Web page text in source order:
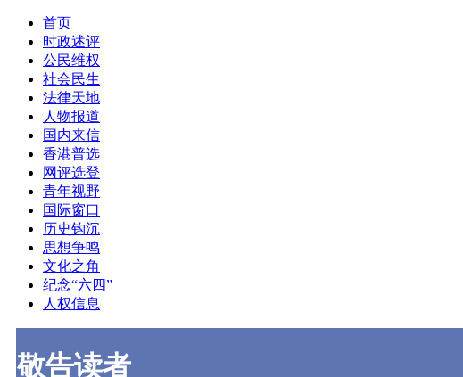
首页
时政述评
公民维权
社会民生
法律天地
人物报道
国内来信
香港普选
网评选登
青年视野
国际窗口
历史钩沉
思想争鸣
文化之角
纪念“六四”
人权信息
敬告读者